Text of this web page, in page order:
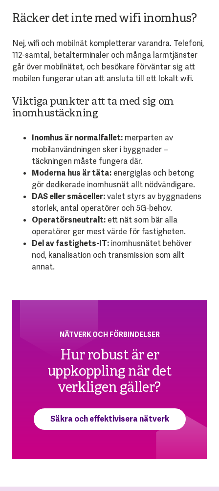
Räcker det inte med wifi inomhus?
Nej, wifi och mobilnät kompletterar varandra. Telefoni,
112-samtal, betalterminaler och många larmtjänster
går över mobilnätet, och besökare förväntar sig att
mobilen fungerar utan att ansluta till ett lokalt wifi.
Viktiga punkter att ta med sig om
inomhustäckning
Inomhus är normalfallet:merparten av
mobilanvändningen sker i byggnader –
täckningen måste fungera där.
Moderna hus är täta:energiglas och betong
gör dedikerade inomhusnät allt nödvändigare.
DAS eller småceller:valet styrs av byggnadens
storlek, antal operatörer och 5G-behov.
Operatörsneutralt:ett nät som bär alla
operatörer ger mest värde för fastigheten.
Del av fastighets-IT:inomhusnätet behöver
nod, kanalisation och transmission som allt
annat.
NÄTVERK OCH FÖRBINDELSER
Hur robust är er
uppkoppling när det
verkligen gäller?
Säkra och effektivisera nätverk